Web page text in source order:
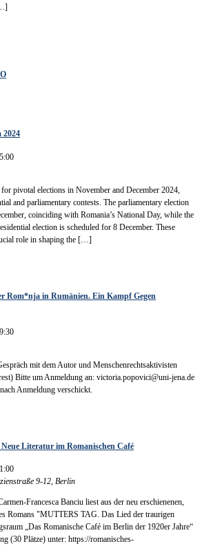
2024
pivotal elections in November and December 2024,
and parliamentary contests. The parliamentary election
coinciding with Romania’s National Day, while the
election is scheduled for 8 December. These
role in shaping the […]
Rom*nja in Rumänien. Ein Kampf Gegen
mit dem Autor und Menschenrechtsaktivisten
Bitte um Anmeldung an: victoria.popovici@uni-jena.de
Anmeldung verschickt.
Literatur im Romanischen Café
9-12, Berlin
Francesca Banciu liest aus der neu erschienenen,
Romans "MUTTERS TAG. Das Lied der traurigen
„Das Romanische Café im Berlin der 1920er Jahre“
(30 Plätze) unter: https://romanisches-